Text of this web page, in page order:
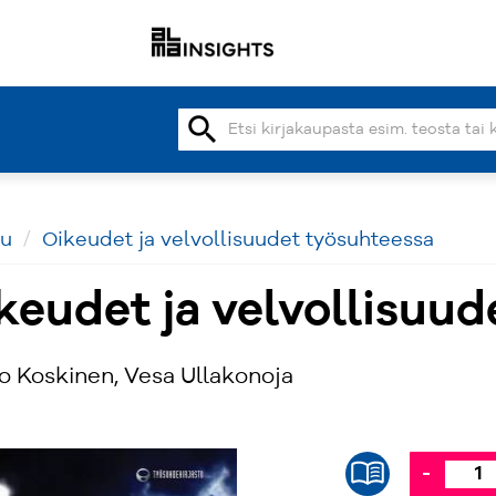
search
Oikeudet ja velvollisuudet työsuhteessa
ja
Koskinen, Vesa Ullakonoja
-